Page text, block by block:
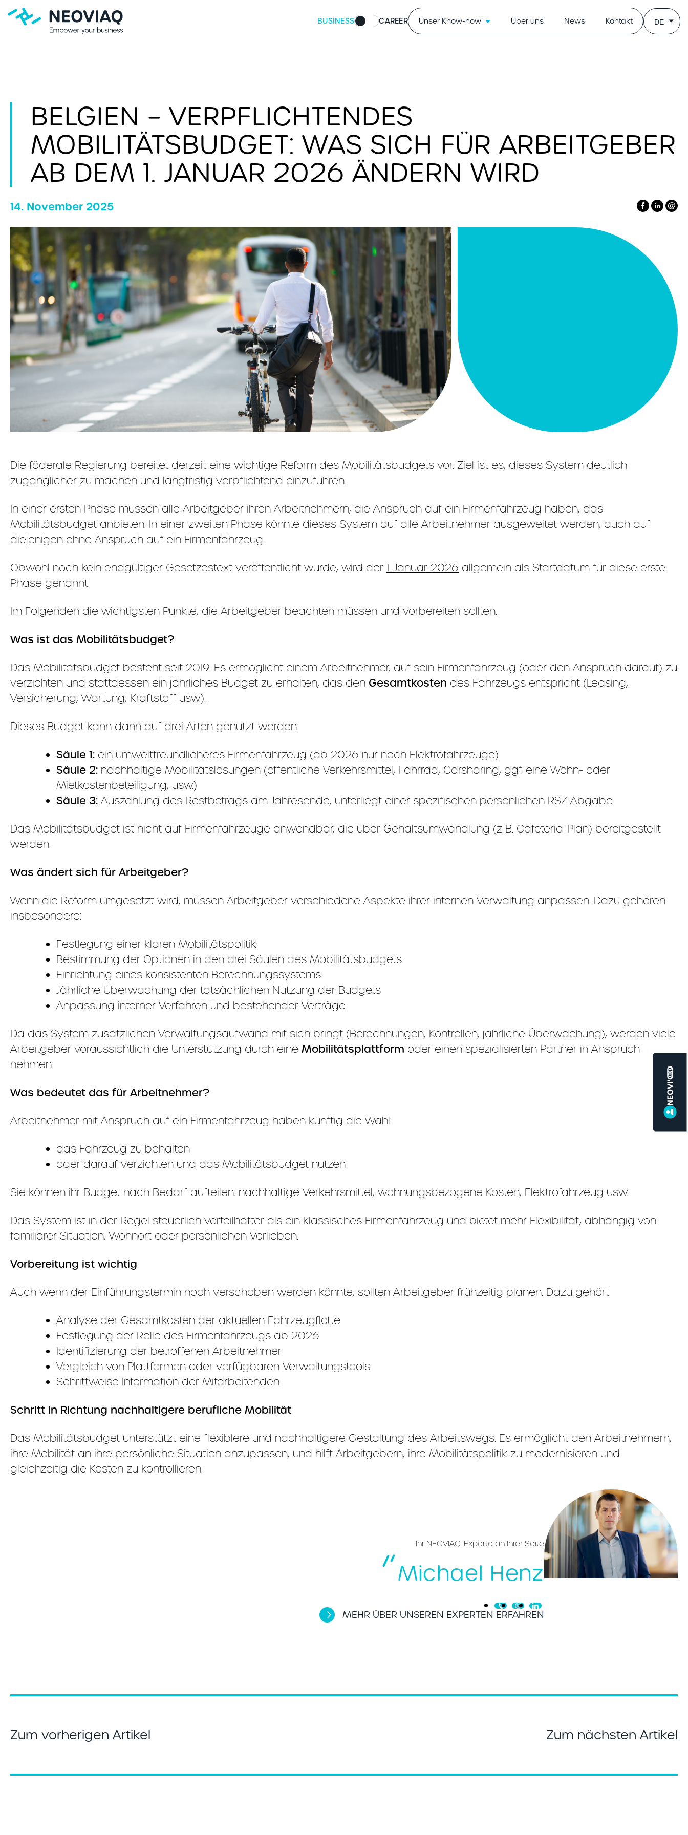
BUSINESS CAREER Unser Know-how Über uns News Kontakt DE
BELGIEN – VERPFLICHTENDES
MOBILITÄTSBUDGET: WAS SICH FÜR ARBEITGEBER
AB DEM 1. JANUAR 2026 ÄNDERN WIRD
14. November 2025
Die föderale Regierung bereitet derzeit eine wichtige Reform des Mobilitätsbudgets vor. Ziel ist es, dieses System deutlich
zugänglicher zu machen und langfristig verpflichtend einzuführen.
In einer ersten Phase müssen alle Arbeitgeber ihren Arbeitnehmern, die Anspruch auf ein Firmenfahrzeug haben, das
Mobilitätsbudget anbieten. In einer zweiten Phase könnte dieses System auf alle Arbeitnehmer ausgeweitet werden, auch auf
diejenigen ohne Anspruch auf ein Firmenfahrzeug.
Obwohl noch kein endgültiger Gesetzestext veröffentlicht wurde, wird der 1. Januar 2026 allgemein als Startdatum für diese erste
Phase genannt.
Im Folgenden die wichtigsten Punkte, die Arbeitgeber beachten müssen und vorbereiten sollten.
Was ist das Mobilitätsbudget?
Das Mobilitätsbudget besteht seit 2019. Es ermöglicht einem Arbeitnehmer, auf sein Firmenfahrzeug (oder den Anspruch darauf) zu
verzichten und stattdessen ein jährliches Budget zu erhalten, das den Gesamtkosten des Fahrzeugs entspricht (Leasing,
Versicherung, Wartung, Kraftstoff usw.).
Dieses Budget kann dann auf drei Arten genutzt werden:
Säule 1: ein umweltfreundlicheres Firmenfahrzeug (ab 2026 nur noch Elektrofahrzeuge)
Säule 2: nachhaltige Mobilitätslösungen (öffentliche Verkehrsmittel, Fahrrad, Carsharing, ggf. eine Wohn- oder
Mietkostenbeteiligung, usw.)
Säule 3: Auszahlung des Restbetrags am Jahresende, unterliegt einer spezifischen persönlichen RSZ-Abgabe
Das Mobilitätsbudget ist nicht auf Firmenfahrzeuge anwendbar, die über Gehaltsumwandlung (z. B. Cafeteria-Plan) bereitgestellt
werden.
Was ändert sich für Arbeitgeber?
Wenn die Reform umgesetzt wird, müssen Arbeitgeber verschiedene Aspekte ihrer internen Verwaltung anpassen. Dazu gehören
insbesondere:
Festlegung einer klaren Mobilitätspolitik
Bestimmung der Optionen in den drei Säulen des Mobilitätsbudgets
Einrichtung eines konsistenten Berechnungssystems
Jährliche Überwachung der tatsächlichen Nutzung der Budgets
Anpassung interner Verfahren und bestehender Verträge
Da das System zusätzlichen Verwaltungsaufwand mit sich bringt (Berechnungen, Kontrollen, jährliche Überwachung), werden viele
Arbeitgeber voraussichtlich die Unterstützung durch eine Mobilitätsplattform oder einen spezialisierten Partner in Anspruch
nehmen.
Was bedeutet das für Arbeitnehmer?
Arbeitnehmer mit Anspruch auf ein Firmenfahrzeug haben künftig die Wahl:
das Fahrzeug zu behalten
oder darauf verzichten und das Mobilitätsbudget nutzen
Sie können ihr Budget nach Bedarf aufteilen: nachhaltige Verkehrsmittel, wohnungsbezogene Kosten, Elektrofahrzeug usw.
Das System ist in der Regel steuerlich vorteilhafter als ein klassisches Firmenfahrzeug und bietet mehr Flexibilität, abhängig von
familiärer Situation, Wohnort oder persönlichen Vorlieben.
Vorbereitung ist wichtig
Auch wenn der Einführungstermin noch verschoben werden könnte, sollten Arbeitgeber frühzeitig planen. Dazu gehört:
Analyse der Gesamtkosten der aktuellen Fahrzeugflotte
Festlegung der Rolle des Firmenfahrzeugs ab 2026
Identifizierung der betroffenen Arbeitnehmer
Vergleich von Plattformen oder verfügbaren Verwaltungstools
Schrittweise Information der Mitarbeitenden
Schritt in Richtung nachhaltigere berufliche Mobilität
Das Mobilitätsbudget unterstützt eine flexiblere und nachhaltigere Gestaltung des Arbeitswegs. Es ermöglicht den Arbeitnehmern,
ihre Mobilität an ihre persönliche Situation anzupassen, und hilft Arbeitgebern, ihre Mobilitätspolitik zu modernisieren und
gleichzeitig die Kosten zu kontrollieren.
Ihr NEOVIAQ-Experte an Ihrer Seite
Michael Henz
MEHR ÜBER UNSEREN EXPERTEN ERFAHREN
Zum vorherigen Artikel Zum nächsten Artikel